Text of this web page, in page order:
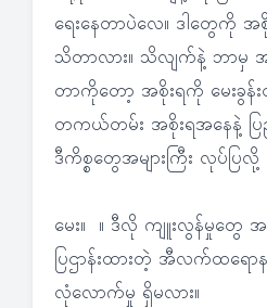
ရေးနေတာပဲလေ။ ဒါတွေကို
သိတာလား။ သိလျက်နဲ့ ဘာမှ
တာကိုတော့ အစိုးရကို မေးခွန်
တကယ်တမ်း အစိုးရအနေနဲ့ ပ
ဒီကိစ္စတွေအများကြီး လုပ်ပြ
မေး။ ။ ဒီလို ကျူးလွန်မှုတွေ
ပြဌာန်းထားတဲ့ အီလက်ထရေ
လုံလောက်မှု ရှိမလား။